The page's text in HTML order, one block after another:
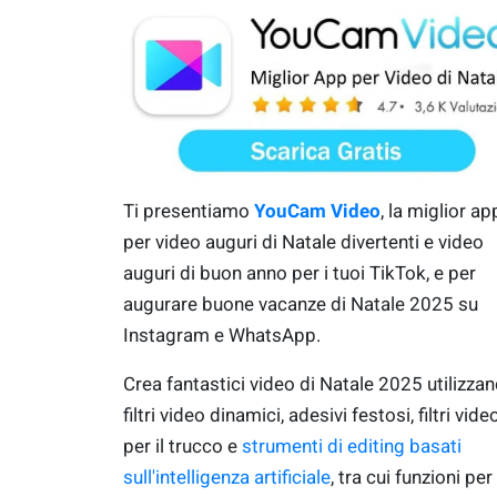
Ti presentiamo YouCam Video, la miglior
per video auguri di Natale divertenti e video
auguri di buon anno per i tuoi TikTok, e per
augurare buone vacanze di Natale 2025 su
Instagram e WhatsApp.
Crea fantastici video di Natale 2025
filtri video dinamici, adesivi festosi, filtri
per il trucco e strumenti di editing basati
sull'intelligenza artificiale, tra cui funzioni per